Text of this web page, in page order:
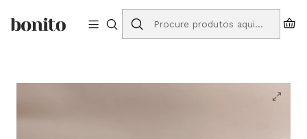
Loja Online Coffrets Coffret Twin Maré